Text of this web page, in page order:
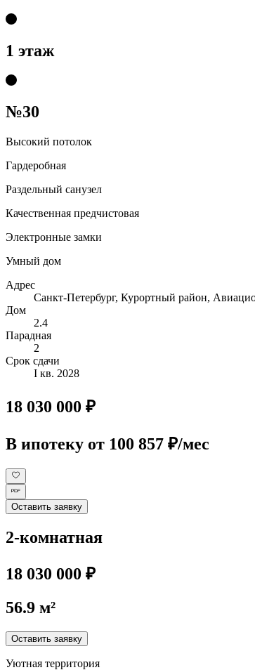
1 этаж
№30
Высокий потолок
Гардеробная
Раздельный санузел
Качественная предчистовая
Электронные замки
Умный дом
Адрес
Санкт-Петербург, Курортный район,
Дом
2.4
Парадная
2
Срок сдачи
I кв. 2028
18 030 000 ₽
В ипотеку от 100 857 ₽/мес
Оставить заявку
2-комнатная
18 030 000 ₽
56.9 м²
Оставить заявку
Уютная территория